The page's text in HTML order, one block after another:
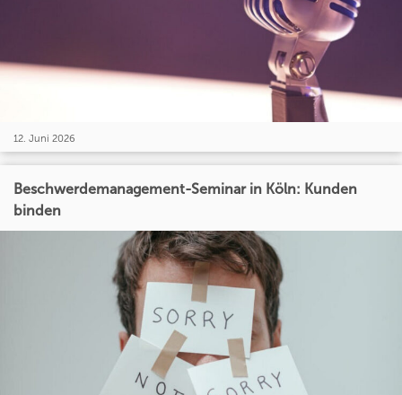
12. Juni 2026
Beschwerdemanagement-Seminar in Köln: Kunden
binden